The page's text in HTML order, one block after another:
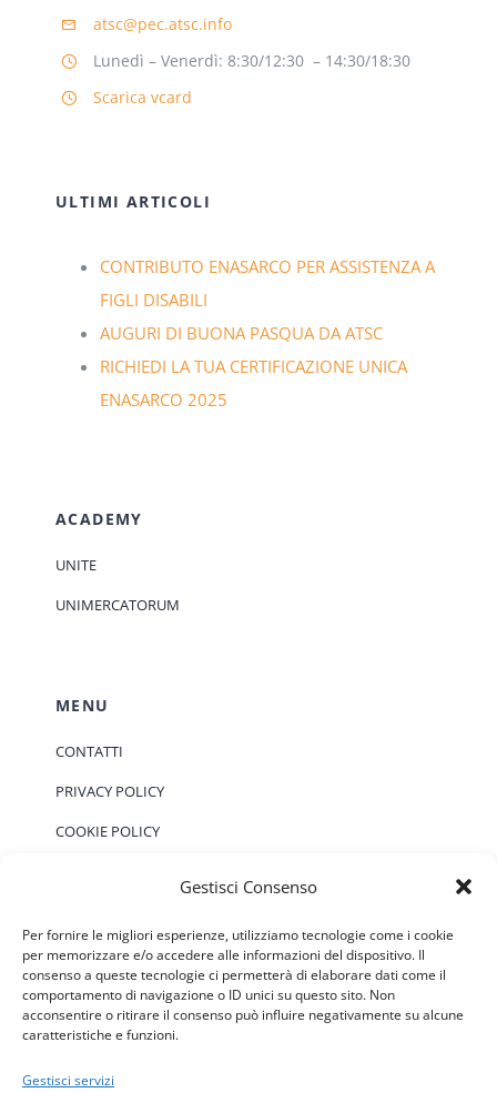
Gestisci Consenso
Per fornire le migliori esperienze, utilizziamo tecnologie come i cookie
per memorizzare e/o accedere alle informazioni del dispositivo. Il
consenso a queste tecnologie ci permetterà di elaborare dati come il
comportamento di navigazione o ID unici su questo sito. Non
acconsentire o ritirare il consenso può influire negativamente su alcune
caratteristiche e funzioni.
Gestisci servizi
atsc@pec.atsc.info
Lunedì – Venerdì: 8:30/12:30 – 14:30/18:30
Scarica vcard
ULTIMI ARTICOLI
CONTRIBUTO ENASARCO PER ASSISTENZA A
FIGLI DISABILI
AUGURI DI BUONA PASQUA DA ATSC
RICHIEDI LA TUA CERTIFICAZIONE UNICA
ENASARCO 2025
ACADEMY
UNITE
UNIMERCATORUM
MENU
CONTATTI
PRIVACY POLICY
COOKIE POLICY
EVENTI
Notice
Non ci sono eventi previsti.